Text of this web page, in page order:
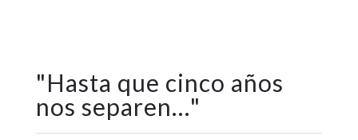
"Hasta que cinco años
nos separen…"